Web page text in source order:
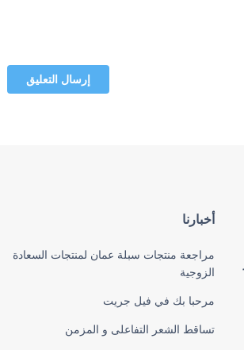
أخبارنا
مراجعة منتجات سبلة عمان لمنتجات السعادة
الزوجية
مرحبا بك في فيل جريت
تساقط الشعر التفاعلى و المزمن